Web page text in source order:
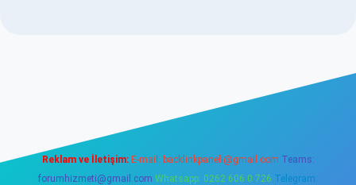
Reklam ve İletişim: E-mail: backlinkpaneli@gmail.com Teams:
forumhizmeti@gmail.com Whatsapp: 0262 606 0 726 Telegram: